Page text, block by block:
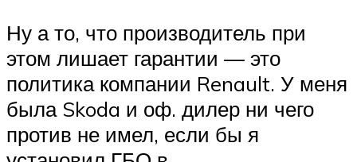
Ну а то, что производитель при
этом лишает гарантии — это
политика компании Renault. У меня
была Skoda и оф. дилер ни чего
против не имел, если бы я